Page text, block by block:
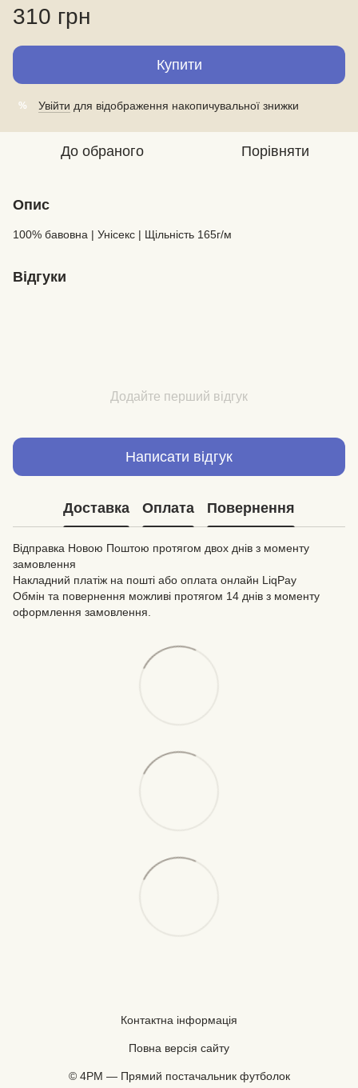
310 грн
Купити
% Увійти для відображення накопичувальної знижки
До обраного Порівняти
Опис
100% бавовна | Унісекс | Щільність 165г/м
Відгуки
Додайте перший відгук
Написати відгук
Доставка Оплата Повернення
Відправка Новою Поштою протягом двох днів з моменту
замовлення
Накладний платіж на пошті або оплата онлайн LiqPay
Обмін та повернення можливі протягом 14 днів з моменту
оформлення замовлення.
Контактна інформація
Повна версія сайту
© 4PM — Прямий постачальник футболок